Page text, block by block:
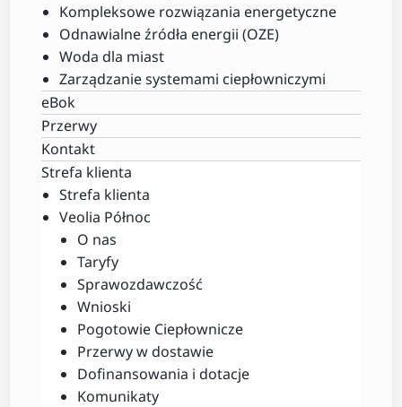
Kompleksowe rozwiązania energetyczne
Odnawialne źródła energii (OZE)
Woda dla miast
Zarządzanie systemami ciepłowniczymi
eBok
Przerwy
Kontakt
Strefa klienta
Strefa klienta
Veolia Północ
O nas
Taryfy
Sprawozdawczość
Wnioski
Pogotowie Ciepłownicze
Przerwy w dostawie
Dofinansowania i dotacje
Komunikaty